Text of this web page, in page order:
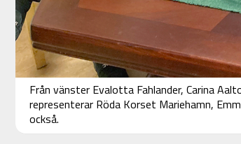
Från vänster Evalotta Fahlander, Carina
representerar Röda Korset Mariehamn,
också.